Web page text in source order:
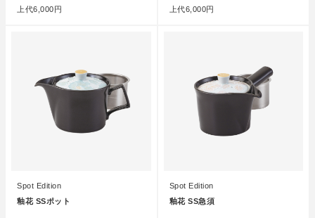
上代6,000円 上代6,000円
Spot Edition
釉花 SSポット
Spot Edition
釉花 SS急須